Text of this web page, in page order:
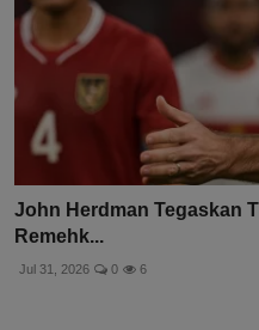
John Herdman Tegaskan
Remehk...
Jul 31, 2026 0 6